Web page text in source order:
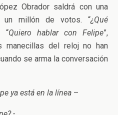
Obrador saldrá con una
un millón de votos. “¿Qué
“Quiero hablar con Felipe”,
manecillas del reloj no han
se arma la conversación
ya está en la línea –